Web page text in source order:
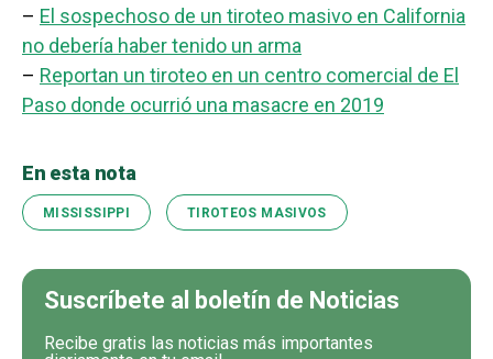
– El sospechoso de un tiroteo masivo en California
no debería haber tenido un arma
– Reportan un tiroteo en un centro comercial de El
Paso donde ocurrió una masacre en 2019
En esta nota
MISSISSIPPI TIROTEOS MASIVOS
Suscríbete al boletín de Noticias
Recibe gratis las noticias más importantes